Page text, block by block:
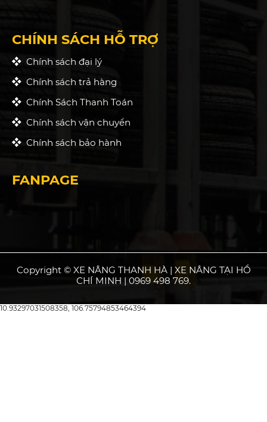
CHÍNH SÁCH HỖ TRỢ
Chính sách đại lý
Chính sách trả hàng
Chính Sách Thanh Toán
Chính sách vận chuyển
Chính sách bảo hành
FANPAGE
Copyright © XE NÂNG THANH HÀ | XE NÂNG TẠI HỒ
CHÍ MINH | 0969 498 769.
10.93297031508358, 106.75794853464394